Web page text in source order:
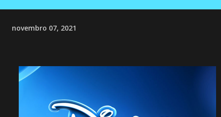
novembro 07, 2021